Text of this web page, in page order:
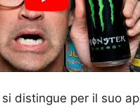
distingue per il suo